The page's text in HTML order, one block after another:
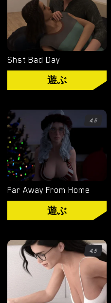
ウ
ン
ー
ド
ANDROID ポルノ ゲーム
WINDOWS ポルノ ゲーム
MACOS ポルノ ゲーム
LINUX ポルノ ゲーム
デバイス
PC ポルノ ゲーム
モバイル ポルノ ゲーム
ダウンロード用追加
Shst Bad Day
遊ぶ
4.5
Far Away From Home
遊ぶ
4.5